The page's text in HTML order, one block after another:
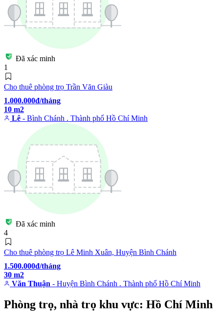
Đã xác minh
1
Cho thuê phòng trọ Trần Văn Giàu
1.000.000đ/tháng
10 m2
Lê - Bình Chánh . Thành phố Hồ Chí Minh
Đã xác minh
4
Cho thuê phòng trọ Lê Minh Xuân, Huyện Bình Chánh
1.500.000đ/tháng
30 m2
Văn Thuận - Huyện Bình Chánh . Thành phố Hồ Chí Minh
Phòng trọ, nhà trọ khu vực: Hồ Chí Minh